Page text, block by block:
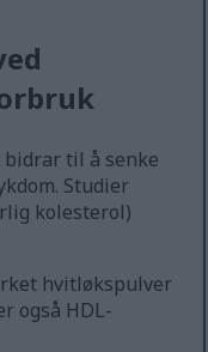
til å senke
Studier
kolesterol)
hvitløkspulver
også HDL-